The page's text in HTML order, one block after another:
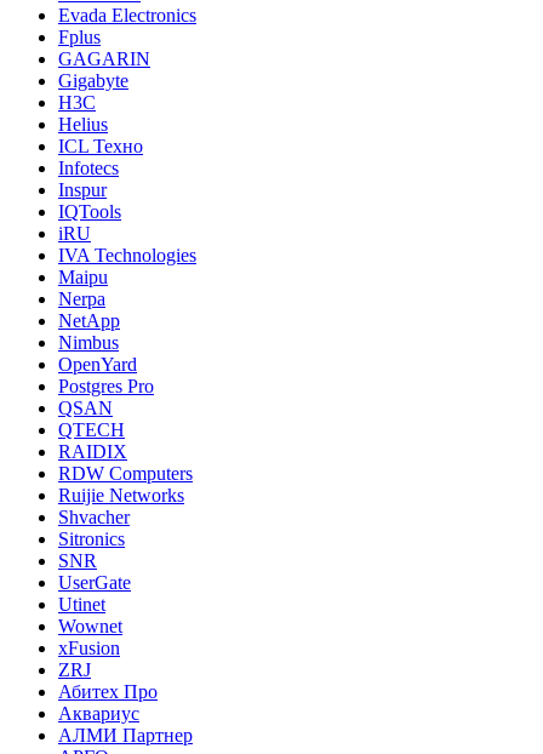
Evada Electronics
Fplus
GAGARIN
Gigabyte
H3C
Helius
ICL Техно
Infotecs
Inspur
IQTools
iRU
IVA Technologies
Maipu
Nerpa
NetApp
Nimbus
OpenYard
Postgres Pro
QSAN
QTECH
RAIDIX
RDW Computers
Ruijie Networks
Shvacher
Sitronics
SNR
UserGate
Utinet
Wownet
xFusion
ZRJ
Абитех Про
Аквариус
АЛМИ Партнер